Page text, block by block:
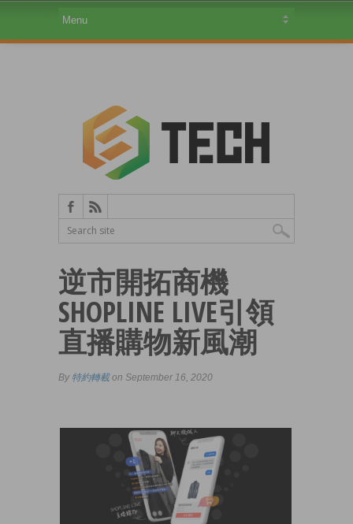
逆市開拓商機
SHOPLINE LIVE引領
直播購物新風潮
By 特約轉載on September 16, 2020